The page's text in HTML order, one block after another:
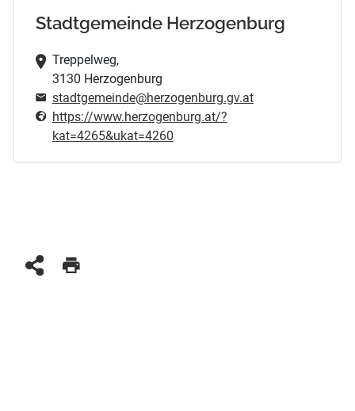
Stadtgemeinde Herzogenburg
Treppelweg,
3130 Herzogenburg
stadtgemeinde@herzogenburg.gv.at
https://www.herzogenburg.at/?
kat=4265&ukat=4260